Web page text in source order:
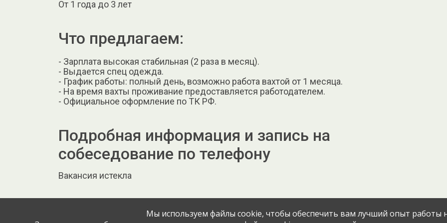
От 1 года до 3 лет
Что предлагаем:
- Зарплата высокая стабильная (2 раза в месяц).
- Выдается спец одежда.
- График работы: полный день, возможно работа вахтой от 1 месяца.
- На время вахты проживание предоставляется работодателем.
- Официальное оформление по ТК РФ.
Подробная информация и запись на
собеседование по телефону
Вакансия истекла
Мы используем файлы cookie, чтобы обеспечить вам лучший опыт работы